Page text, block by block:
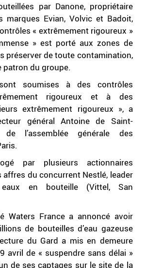
par Danone, propriétaire
marques Evian, Volvic et Badoit,
« extrêmement rigoureux »
» est porté aux zones de
préserver de toute contamination,
patron du groupe.
soumises à des contrôles
rigoureux et à des
extrêmement rigoureux », a
général Antoine de Saint-
l’assemblée générale des
par plusieurs actionnaires
affres du concurrent Nestlé, leader
en bouteille (Vittel, San
Waters France a annoncé avoir
de bouteilles d’eau gazeuse
du Gard a mis en demeure
avril de « suspendre sans délai »
de ses captages sur le site de la